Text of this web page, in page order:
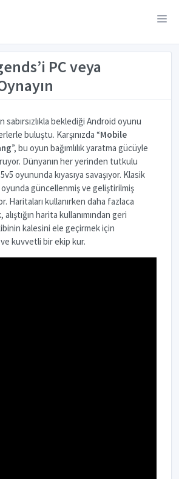
PC veya
beklediği Android oyunu
buluştu. Karşınızda “Mobile
”, bu oyun bağımlılık yaratma gücüyle
Dünyanın her yerinden tutkulu
oyununda kıyasıya savaşıyor. Klasik
oyunda güncellenmiş ve geliştirilmiş
Haritaları kullanırken daha fazlaca
harita kullanımından geri
kalesini ele geçirmek için
ve kuvvetli bir ekip kur.